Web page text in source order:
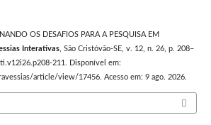
OS DESAFIOS PARA A PESQUISA EM
Interativas, São Cristóvão-SE, v. 12, n. 26, p. 208–
211. Disponível em:
article/view/17456. Acesso em: 9 ago. 2026.